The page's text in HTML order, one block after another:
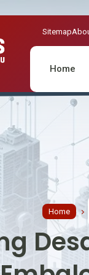
Sitemap
Home
Home